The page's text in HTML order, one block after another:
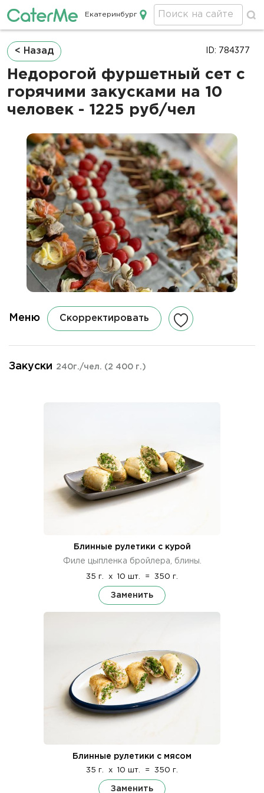
Кейтеринг в Екатеринбурге
Екатеринбург
Строка
навигации
< Назад
Недорогой фуршетный сет с
горячими закусками на 10
человек - 1225 руб/чел
ID: 784377
Меню Скорректировать
Закуски 240г./чел. (2 400 г.)
Блинные рулетики с курой
Филе цыпленка бройлера, блины.
35 г. x 10 шт. = 350 г.
Заменить
Блинные рулетики с мясом
35 г. x 10 шт. = 350 г.
Заменить